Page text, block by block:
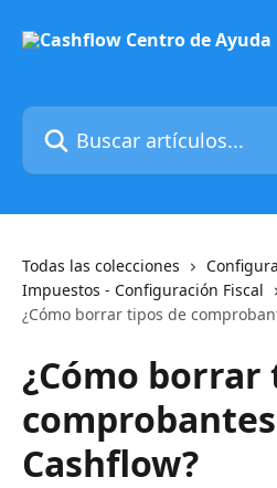
Buscar artículos...
Todas las colecciones
Impuestos - Configuración Fiscal
¿Cómo borrar tipos de
¿Cómo borrar
Cashflow?